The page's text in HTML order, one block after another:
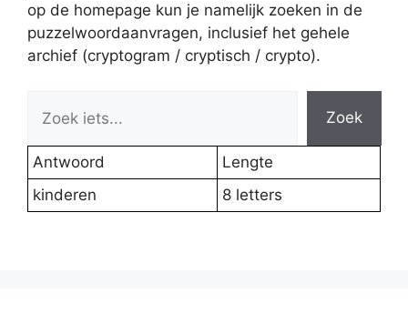
op de homepage kun je namelijk zoeken in de
puzzelwoordaanvragen, inclusief het gehele
archief (cryptogram / cryptisch / crypto).
Zoek
Antwoord
Lengte
kinderen
8 letters